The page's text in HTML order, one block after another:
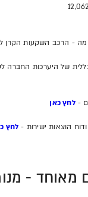
של היערכות החברה
-לחץ כאן
הוצאות ישירות - לחץ
מאוחד -